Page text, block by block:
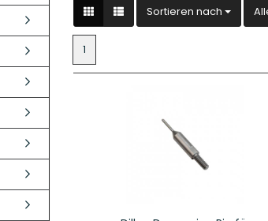
Geschosse Langwaffe
Zündhütchen
Sortieren nach
Sortieren nach
1